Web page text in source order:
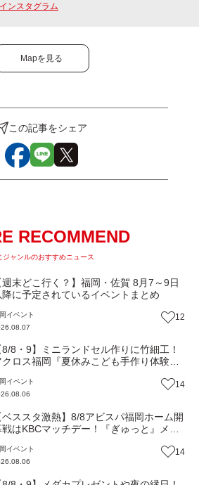
ンスタグラム
Mapを見る
この記事をシェア
RECOMMEND
ジャンルのおすすめニュース
週末どこ行く？】福岡・佐賀 8月7～9日
降に予定されているイベントまとめ
イベント
12
8/8・9】ミニランドセル作りに竹細工！
クロス福岡『夏休みこども手作り体験』
区）【イベント】
イベント
14
ベススタ激熱】8/8アビスパ福岡ホーム開
戦はKBCマッチデー！『ぎゅっと』メン
イベント
14